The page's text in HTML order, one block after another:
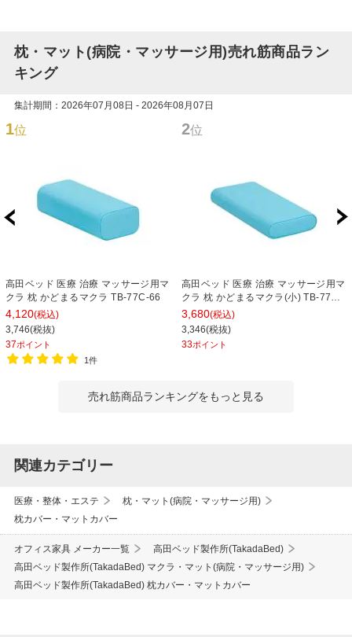
枕・マット(病院・マッサージ用)売れ筋商品ラン
キング
集計期間：2026年07月08日 - 2026年08月07日
1位
高田ベッド 医療 治療 マッサージ用マ
クラ 枕 かどまるマクラ TB-77C-66
4,120(税込)
3,746(税抜)
37ポイント
1件
2位
高田ベッド 医療 治療 マッサージ用マ
クラ 枕 かどまるマクラ(小) TB-77C-
71
3,680(税込)
3,346(税抜)
33ポイント
売れ筋商品ランキングをもっと見る
関連カテゴリー
医療・整体・エステ
枕・マット(病院・マッサージ用)
枕カバー・マットカバー
オフィス家具 メーカー一覧
高田ベッド製作所(TakadaBed)
高田ベッド製作所(TakadaBed) マクラ・マット(病院・マッサージ用)
高田ベッド製作所(TakadaBed) 枕カバー・マットカバー